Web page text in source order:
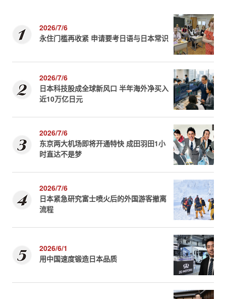
2026/7/6
永住门槛再收紧 申请要考日语与日本常识
2026/7/6
日本科技股成全球新风口 半年海外净买入
近10万亿日元
2026/7/6
东京两大机场即将开通特快 成田羽田1小
时直达不是梦
2026/7/6
日本紧急研究富士喷火后的外国游客撤离
流程
2026/6/1
用中国速度锻造日本品质